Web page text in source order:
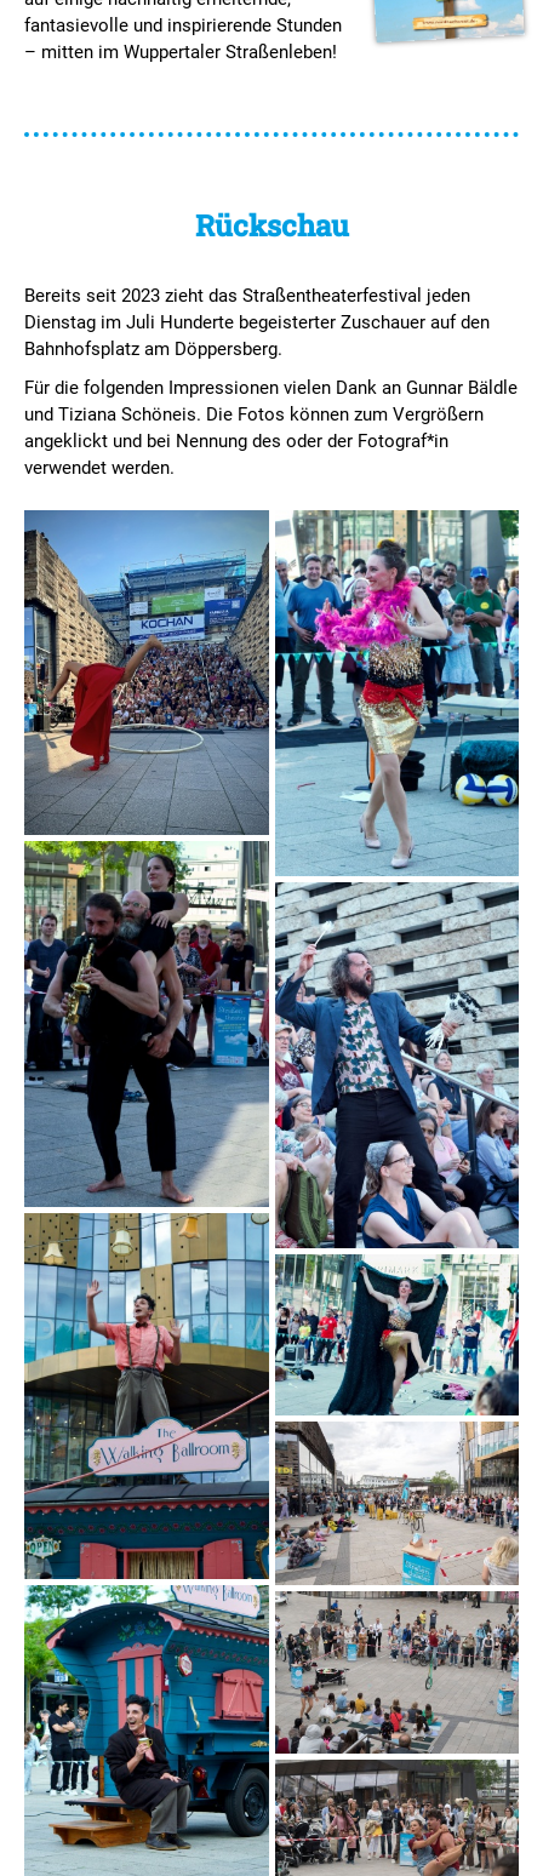
fantasievolle und inspirierende Stunden
– mitten im Wuppertaler Straßenleben!
Rückschau
Bereits seit 2023 zieht das Straßen­theater­festival jeden
Dienstag im Juli Hunderte begeisterter Zuschauer auf den
Bahnhofsplatz am Döppersberg.
Für die folgenden Impressionen vielen Dank an Gunnar Bäldle
und Tiziana Schöneis. Die Fotos können zum Vergrößern
angeklickt und bei Nennung des oder der Fotograf*in
verwendet werden.